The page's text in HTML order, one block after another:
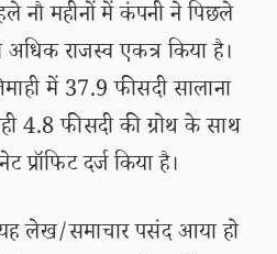
नौ महीनों में कंपनी ने पिछले
राजस्व एकत्र किया है।
में 37.9 फीसदी सालाना
4.8 फीसदी की ग्रोथ के साथ
दर्ज किया है।
लेख/समाचार पसंद आया हो